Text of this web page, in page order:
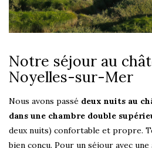
Notre séjour au
Noyelles-sur-Mer
Nous avons passé deux nuits au
dans une chambre double
deux nuits) confortable et propre.
bien conçu. Pour un séjour avec une